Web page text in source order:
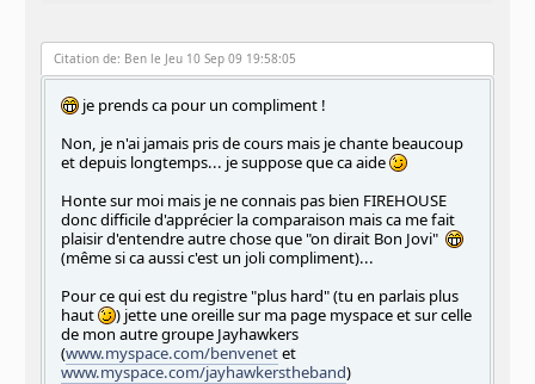
Citation de: Ben le Jeu 10 Sep 09 19:58:05
je prends ca pour un compliment !
Non, je n'ai jamais pris de cours mais je chante beaucoup
et depuis longtemps... je suppose que ca aide
Honte sur moi mais je ne connais pas bien FIREHOUSE
donc difficile d'apprécier la comparaison mais ca me fait
plaisir d'entendre autre chose que "on dirait Bon Jovi"
(même si ca aussi c'est un joli compliment)...
Pour ce qui est du registre "plus hard" (tu en parlais plus
haut
) jette une oreille sur ma page myspace et sur celle
de mon autre groupe Jayhawkers
(www.myspace.com/benvenetet
www.myspace.com/jayhawkerstheband)